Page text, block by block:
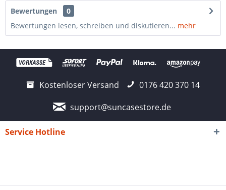
Bewertungen
0
Bewertungen lesen, schreiben und diskutieren... mehr
Kostenloser Versand
0176 420 370 14
support@suncasestore.de
Service Hotline